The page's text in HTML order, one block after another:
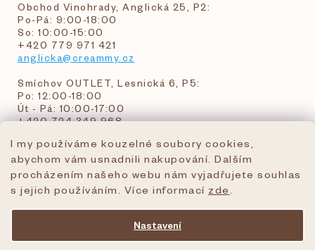
I my používáme kouzelné soubory cookies,
abychom vám usnadnili nakupování. Dalším
procházením našeho webu nám vyjadřujete souhlas
s jejich používáním. Více informací zde
Nastavení
Obchod Vinohrady, Anglická 25, P2:
Po-Pá: 9:00-18:00
So: 10:00-15:00
+420 779 971 421
anglicka@creammy.cz
Smíchov OUTLET, Lesnická 6, P5:
Po: 12:00-18:00
Út - Pá: 10:00-17:00
+420 724 349 968
objednavky@creammy.cz
tel:+420 724 349 968